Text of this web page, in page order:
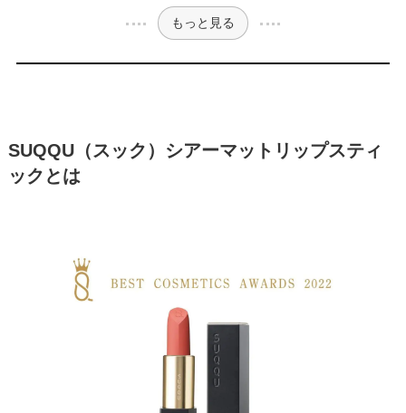
もっと見る
SUQQU（スック）シアーマットリップスティ
ックとは